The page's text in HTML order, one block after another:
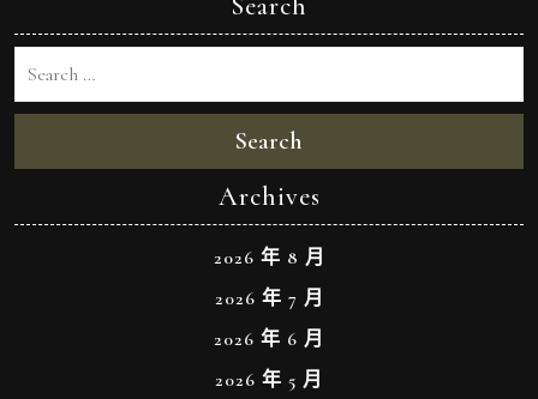
Search
Search
Archives
2026 年 8 月
2026 年 7 月
2026 年 6 月
2026 年 5 月